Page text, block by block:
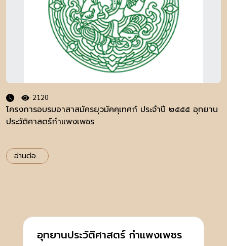
2120
โครงการอบรมอาสาสมัครยุวมัคคุเทศก์ ประจำปี ๒๕๕๕ อุทยาน
ประวัติศาสตร์กำแพงเพชร
อ่านต่อ...
อุทยานประวัติศาสตร์ กำแพงเพชร